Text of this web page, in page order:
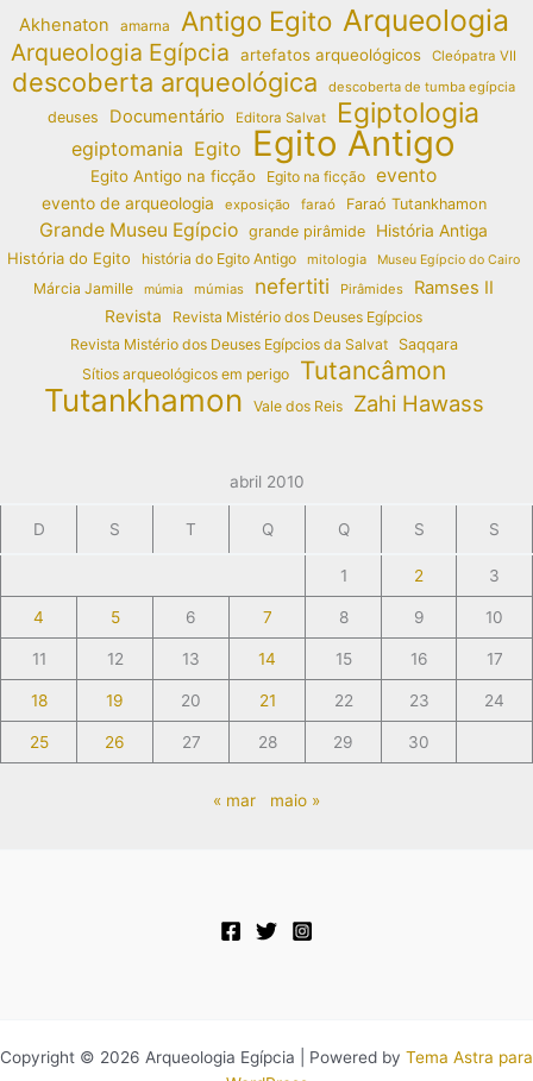
Akhenaton amarna Antigo Egito Arqueologia
Arqueologia Egípcia artefatos arqueológicos Cleópatra VII
descoberta arqueológica descoberta de tumba egípcia
deuses Documentário Editora Salvat Egiptologia
egiptomania Egito Egito Antigo
Egito Antigo na ficção Egito na ficção evento
evento de arqueologia exposição faraó Faraó Tutankhamon
Grande Museu Egípcio grande pirâmide
História Antiga
História do Egito
história do Egito Antigo mitologia Museu Egípcio do Cairo
Márcia Jamille múmia múmias nefertiti Pirâmides Ramses II
Revista
Revista Mistério dos Deuses Egípcios
Revista Mistério dos Deuses Egípcios da Salvat
Saqqara
Sítios arqueológicos em perigo
Tutancâmon
Tutankhamon Vale dos Reis Zahi Hawass
abril 2010
D S T Q Q S S
1 2 3
4 5 6 7 8 9 10
11 12 13 14 15 16 17
18 19 20 21 22 23 24
25 26 27 28 29 30
« mar maio »
Copyright © 2026 Arqueologia Egípcia | Powered by Tema Astra para